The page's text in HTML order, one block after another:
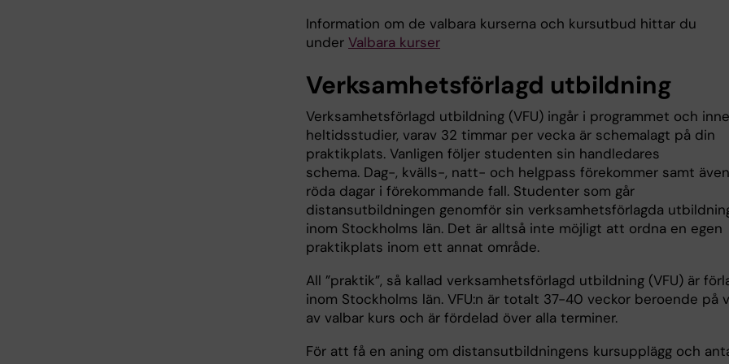
Information om de valbara kurserna och kursutbud hittar du
under Valbara kurser
Verksamhetsförlagd utbildning
Verksamhetsförlagd utbildning (VFU) ingår i programmet och
heltidsstudier, varav 32 timmar per vecka är schemalagt på din
praktikplats. Vanligen följer studenten sin handledares
schema. Dag-, kvälls-, natt- och helgpass förekommer samt även
röda dagar i förekommande fall. Studenter som går
distansutbildningen genomför sin verksamhetsförlagda
inom Stockholms län. Det är alltså inte möjligt att ordna en egen
praktikplats inom ett annat område.
All ”praktik”, så kallad verksamhetsförlagd utbildning (VFU) är
inom Stockholms län. VFU:n är totalt 37-40 veckor beroende på
av valbar kurs och är fördelad över alla terminer.
För att få en aning om distansutbildningens kursupplägg och